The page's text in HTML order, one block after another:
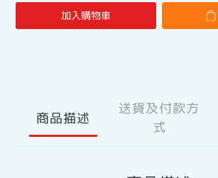
加入購物車
商品描述
送貨及付款方
式